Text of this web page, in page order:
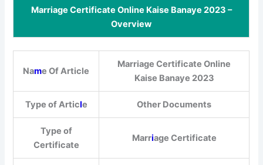
Marriage Certificate Online Kaise Banaye 2023 –
Overview
Name Of Article
Marriage Certificate Online
Kaise Banaye 2023
Type of Article Other Documents
Type of
Certificate
Marriage Certificate